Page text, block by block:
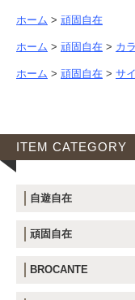
ホーム > 頑固自在
ホーム > 頑固自在 > カ
ホーム > 頑固自在 > サ
ITEM CATEGORY
自遊自在
頑固自在
BROCANTE